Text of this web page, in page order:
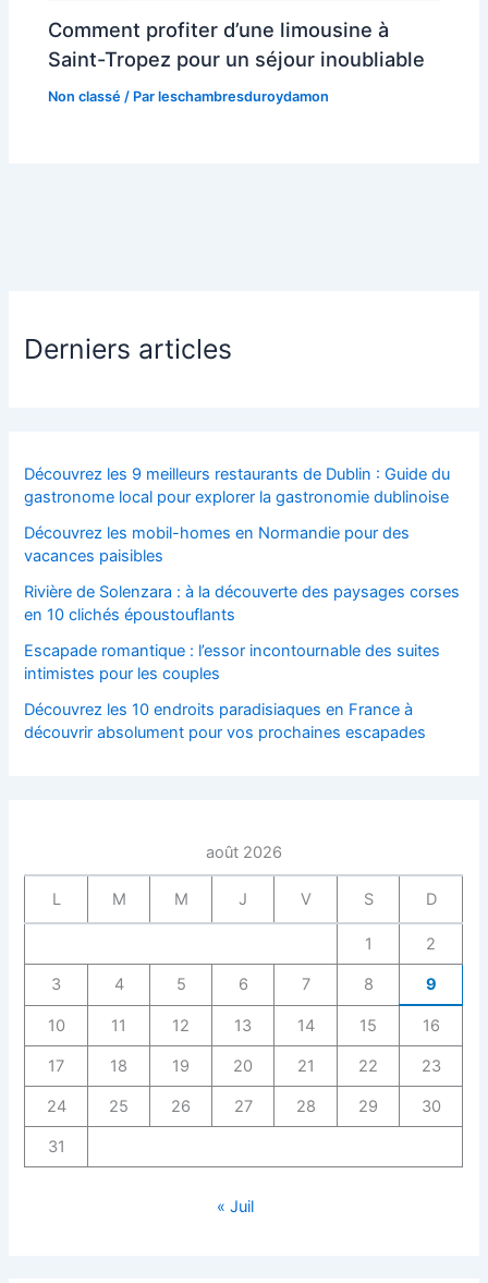
Comment profiter d’une limousine à
Saint-Tropez pour un séjour inoubliable
Non classé / Parleschambresduroydamon
Derniers articles
Découvrez les 9 meilleurs restaurants de Dublin : Guide du
gastronome local pour explorer la gastronomie dublinoise
Découvrez les mobil-homes en Normandie pour des
vacances paisibles
Rivière de Solenzara : à la découverte des paysages corses
en 10 clichés époustouflants
Escapade romantique : l’essor incontournable des suites
intimistes pour les couples
Découvrez les 10 endroits paradisiaques en France à
découvrir absolument pour vos prochaines escapades
août 2026
L M M J V S D
1 2
3 4 5 6 7 8 9
10 11 12 13 14 15 16
17 18 19 20 21 22 23
24 25 26 27 28 29 30
31
« Juil